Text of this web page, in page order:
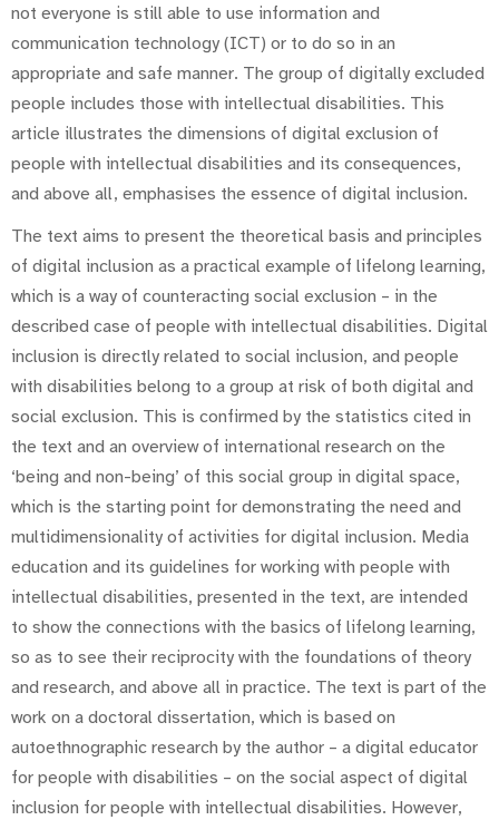
not everyone is still able to use information and
communication technology (ICT) or to do so in an
appropriate and safe manner. The group of digitally excluded
people includes those with intellectual disabilities. This
article illustrates the dimensions of digital exclusion of
people with intellectual disabilities and its consequences,
and above all, emphasises the essence of digital inclusion.
The text aims to present the theoretical basis and principles
of digital inclusion as a practical example of lifelong learning,
which is a way of counteracting social exclusion – in the
described case of people with intellectual disabilities. Digital
inclusion is directly related to social inclusion, and people
with disabilities belong to a group at risk of both digital and
social exclusion. This is confirmed by the statistics cited in
the text and an overview of international research on the
‘being and non-being’ of this social group in digital space,
which is the starting point for demonstrating the need and
multidimensionality of activities for digital inclusion. Media
education and its guidelines for working with people with
intellectual disabilities, presented in the text, are intended
to show the connections with the basics of lifelong learning,
so as to see their reciprocity with the foundations of theory
and research, and above all in practice. The text is part of the
work on a doctoral dissertation, which is based on
autoethnographic research by the author – a digital educator
for people with disabilities – on the social aspect of digital
inclusion for people with intellectual disabilities. However,